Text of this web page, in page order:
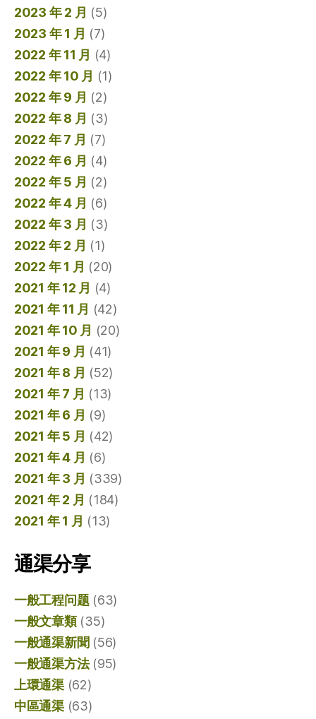
2023 年 2 月 (5)
2023 年 1 月 (7)
2022 年 11 月 (4)
2022 年 10 月 (1)
2022 年 9 月 (2)
2022 年 8 月 (3)
2022 年 7 月 (7)
2022 年 6 月 (4)
2022 年 5 月 (2)
2022 年 4 月 (6)
2022 年 3 月 (3)
2022 年 2 月 (1)
2022 年 1 月 (20)
2021 年 12 月 (4)
2021 年 11 月 (42)
2021 年 10 月 (20)
2021 年 9 月 (41)
2021 年 8 月 (52)
2021 年 7 月 (13)
2021 年 6 月 (9)
2021 年 5 月 (42)
2021 年 4 月 (6)
2021 年 3 月 (339)
2021 年 2 月 (184)
2021 年 1 月 (13)
通渠分享
一般工程问题(63)
一般文章類(35)
一般通渠新聞 (56)
一般通渠方法(95)
上環通渠(62)
中區通渠(63)